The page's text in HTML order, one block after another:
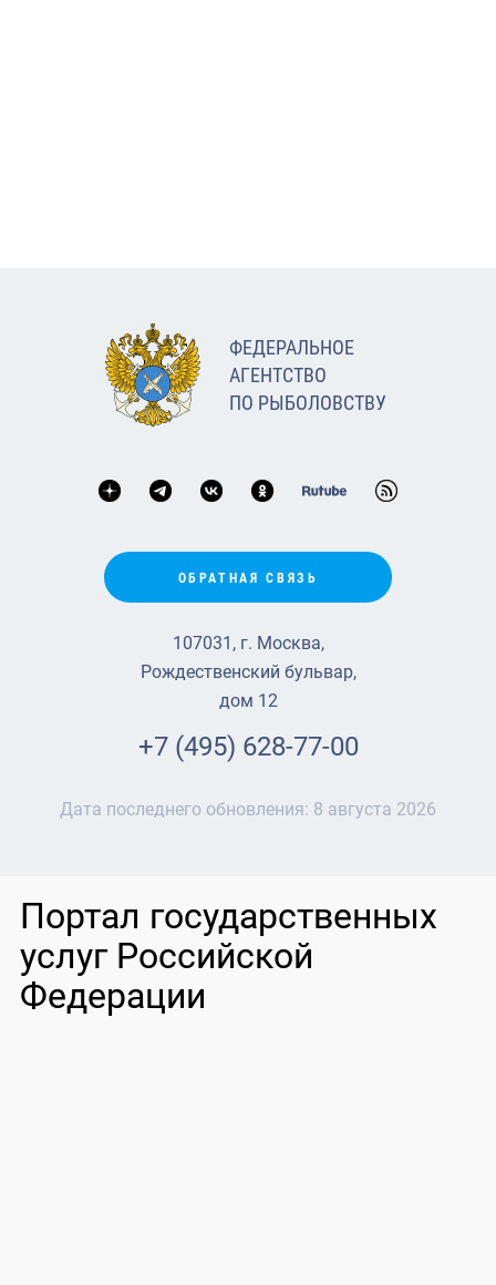
ФЕДЕРАЛЬНОЕ
АГЕНТСТВО
ПО РЫБОЛОВСТВУ
ОБРАТНАЯ СВЯЗЬ
107031, г. Москва,
Рождественский бульвар,
дом 12
+7 (495) 628-77-00
Дата последнего обновления: 8 августа 2026
Портал государственных
услуг Российской
Федерации